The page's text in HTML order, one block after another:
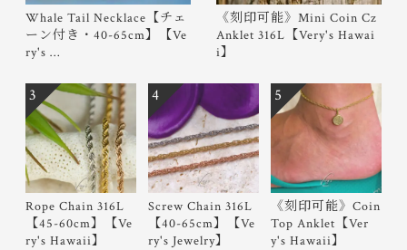
Whale Tail Necklace【チェ
ーン付き・40-65cm】【Ve
ry's …
《刻印可能》Mini Coin Cz
Anklet 316L【Very's Hawai
i】
Rope Chain 316L
【45-60cm】【Ve
ry's Hawaii】
3
Screw Chain 316L
【40-65cm】【Ve
ry's Jewelry】
4
《刻印可能》Coin
Top Anklet【Ver
y's Hawaii】
5